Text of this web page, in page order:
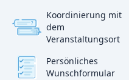
?
:)
Koordinierung mit
dem
Veranstaltungsort
Persönliches
Wunschformular